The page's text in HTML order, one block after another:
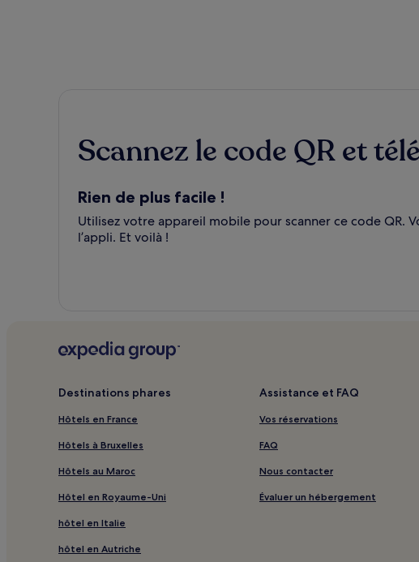
Scannez le code QR et
Rien de plus facile !
Utilisez votre appareil mobile pour scanner ce code QR.
l’appli. Et voilà !
Destinations phares
Hôtels en France
Hôtels à Bruxelles
Hôtels au Maroc
Hôtel en Royaume-Uni
hôtel en Italie
hôtel en Autriche
Assistance et FAQ
Vos réservations
FAQ
Nous contacter
Évaluer un hébergement